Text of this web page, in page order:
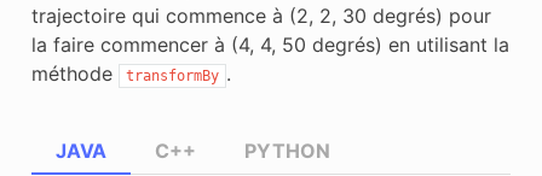
trajectoire qui commence à (2, 2, 30 degrés) pour
la faire commencer à (4, 4, 50 degrés) en utilisant la
méthode
transformBy .
JAVA C++ PYTHON